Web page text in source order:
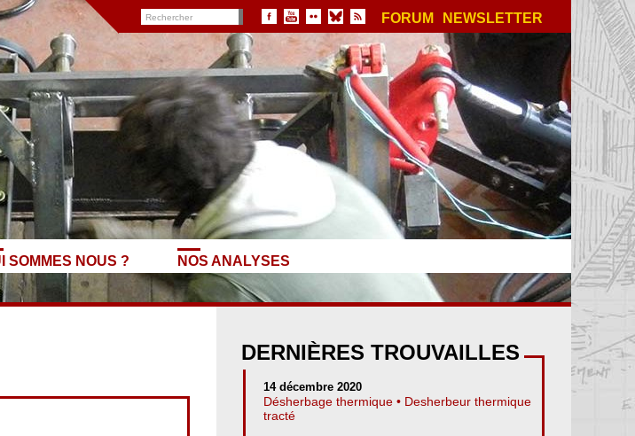
FORUM NEWSLETTER
SOMMES NOUS ? NOS ANALYSES
DERNIÈRES TROUVAILLES
14 décembre 2020
Désherbage thermique • Desherbeur thermique
tracté